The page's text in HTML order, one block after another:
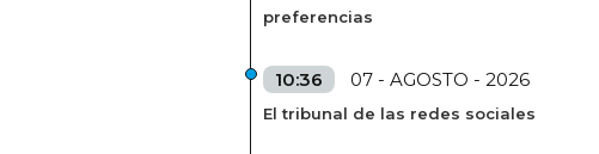
preferencias
10:36 07 - AGOSTO - 2026
El tribunal de las redes sociales